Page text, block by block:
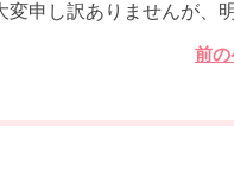
変申し訳ありませんが、
前の